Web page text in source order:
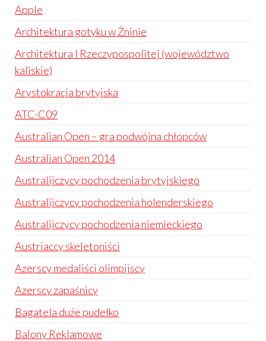
Apple
Architektura gotyku w Żninie
Architektura I Rzeczypospolitej (województwo
kaliskie)
Arystokracja brytyjska
ATC-C09
Australian Open – gra podwójna chłopców
Australian Open 2014
Australijczycy pochodzenia brytyjskiego
Australijczycy pochodzenia holenderskiego
Australijczycy pochodzenia niemieckiego
Austriaccy skeletoniści
Azerscy medaliści olimpijscy
Azerscy zapaśnicy
Bagatela duże pudełko
Balony Reklamowe